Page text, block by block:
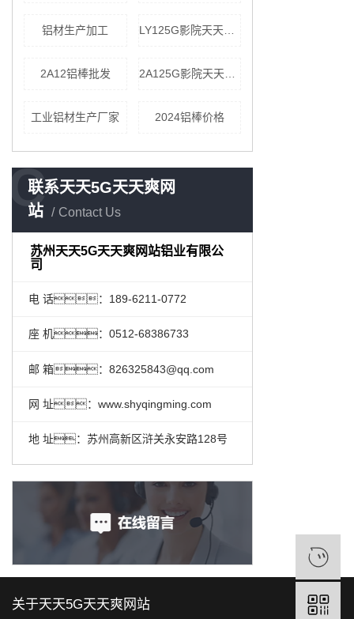
铝材生产加工
2A12铝棒批发
工业铝材生产厂家 2024铝棒价格
联系天天5G天天爽网
站
Contact Us
C
苏州天天5G天天爽网站铝业有限公
司
电 话：189-6211-0772
座 机：0512-68386733
邮 箱：826325843@qq.com
网 址：www.shyqingming.com
地 址：苏州高新区浒关永安路128号
关于天天5G天天爽网站